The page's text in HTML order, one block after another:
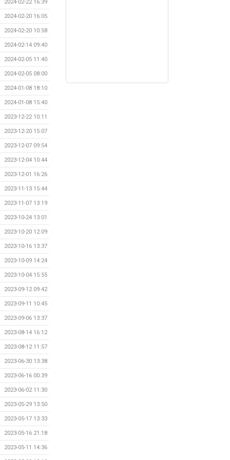
2024-02-22 16:39
2024-02-20 16:05
2024-02-20 10:58
2024-02-14 09:40
2024-02-05 11:40
2024-02-05 08:00
2024-01-08 18:10
2024-01-08 15:40
2023-12-22 10:11
2023-12-20 15:07
2023-12-07 09:54
2023-12-04 10:44
2023-12-01 16:26
2023-11-13 15:44
2023-11-07 13:19
2023-10-24 13:01
2023-10-20 12:09
2023-10-16 13:37
2023-10-09 14:24
2023-10-04 15:55
2023-09-12 09:42
2023-09-11 10:45
2023-09-06 13:37
2023-08-14 16:12
2023-08-12 11:57
2023-06-30 13:38
2023-06-16 00:39
2023-06-02 11:30
2023-05-29 13:50
2023-05-17 13:33
2023-05-16 21:18
2023-05-11 14:36